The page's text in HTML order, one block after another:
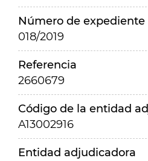
Número de expediente
018/2019
Referencia
2660679
Código de la entidad
A13002916
Entidad adjudicadora